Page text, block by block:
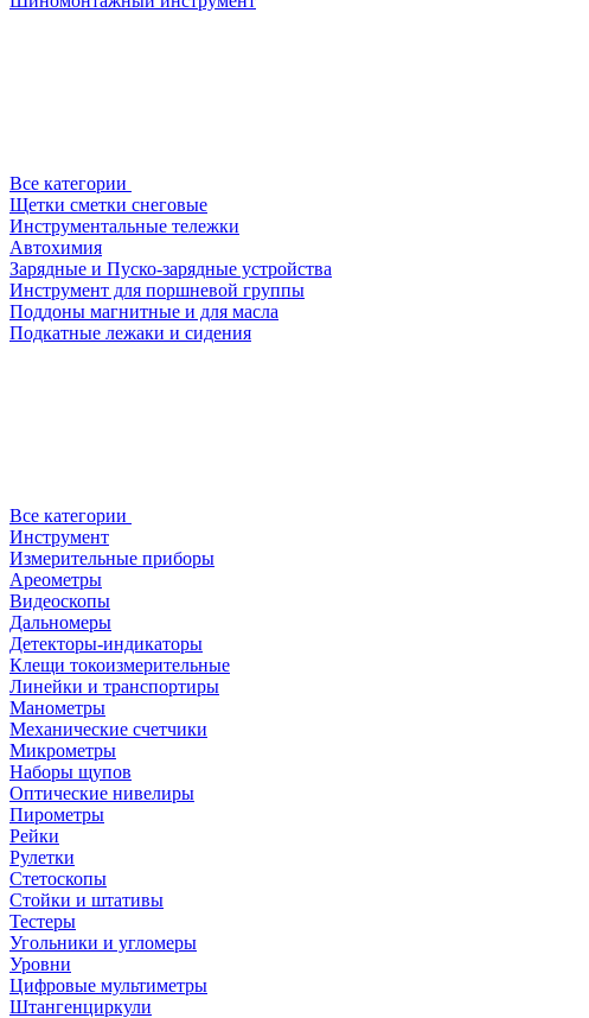
Все категории
Щетки сметки снеговые
Инструментальные тележки
Автохимия
Зарядные и Пуско-зарядные устройства
Инструмент для поршневой группы
Поддоны магнитные и для масла
Подкатные лежаки и сидения
Все категории
Инструмент
Измерительные приборы
Ареометры
Видеоскопы
Дальномеры
Детекторы-индикаторы
Клещи токоизмерительные
Линейки и транспортиры
Манометры
Механические счетчики
Микрометры
Наборы щупов
Оптические нивелиры
Пирометры
Рейки
Рулетки
Стетоскопы
Стойки и штативы
Тестеры
Угольники и угломеры
Уровни
Цифровые мультиметры
Штангенциркули